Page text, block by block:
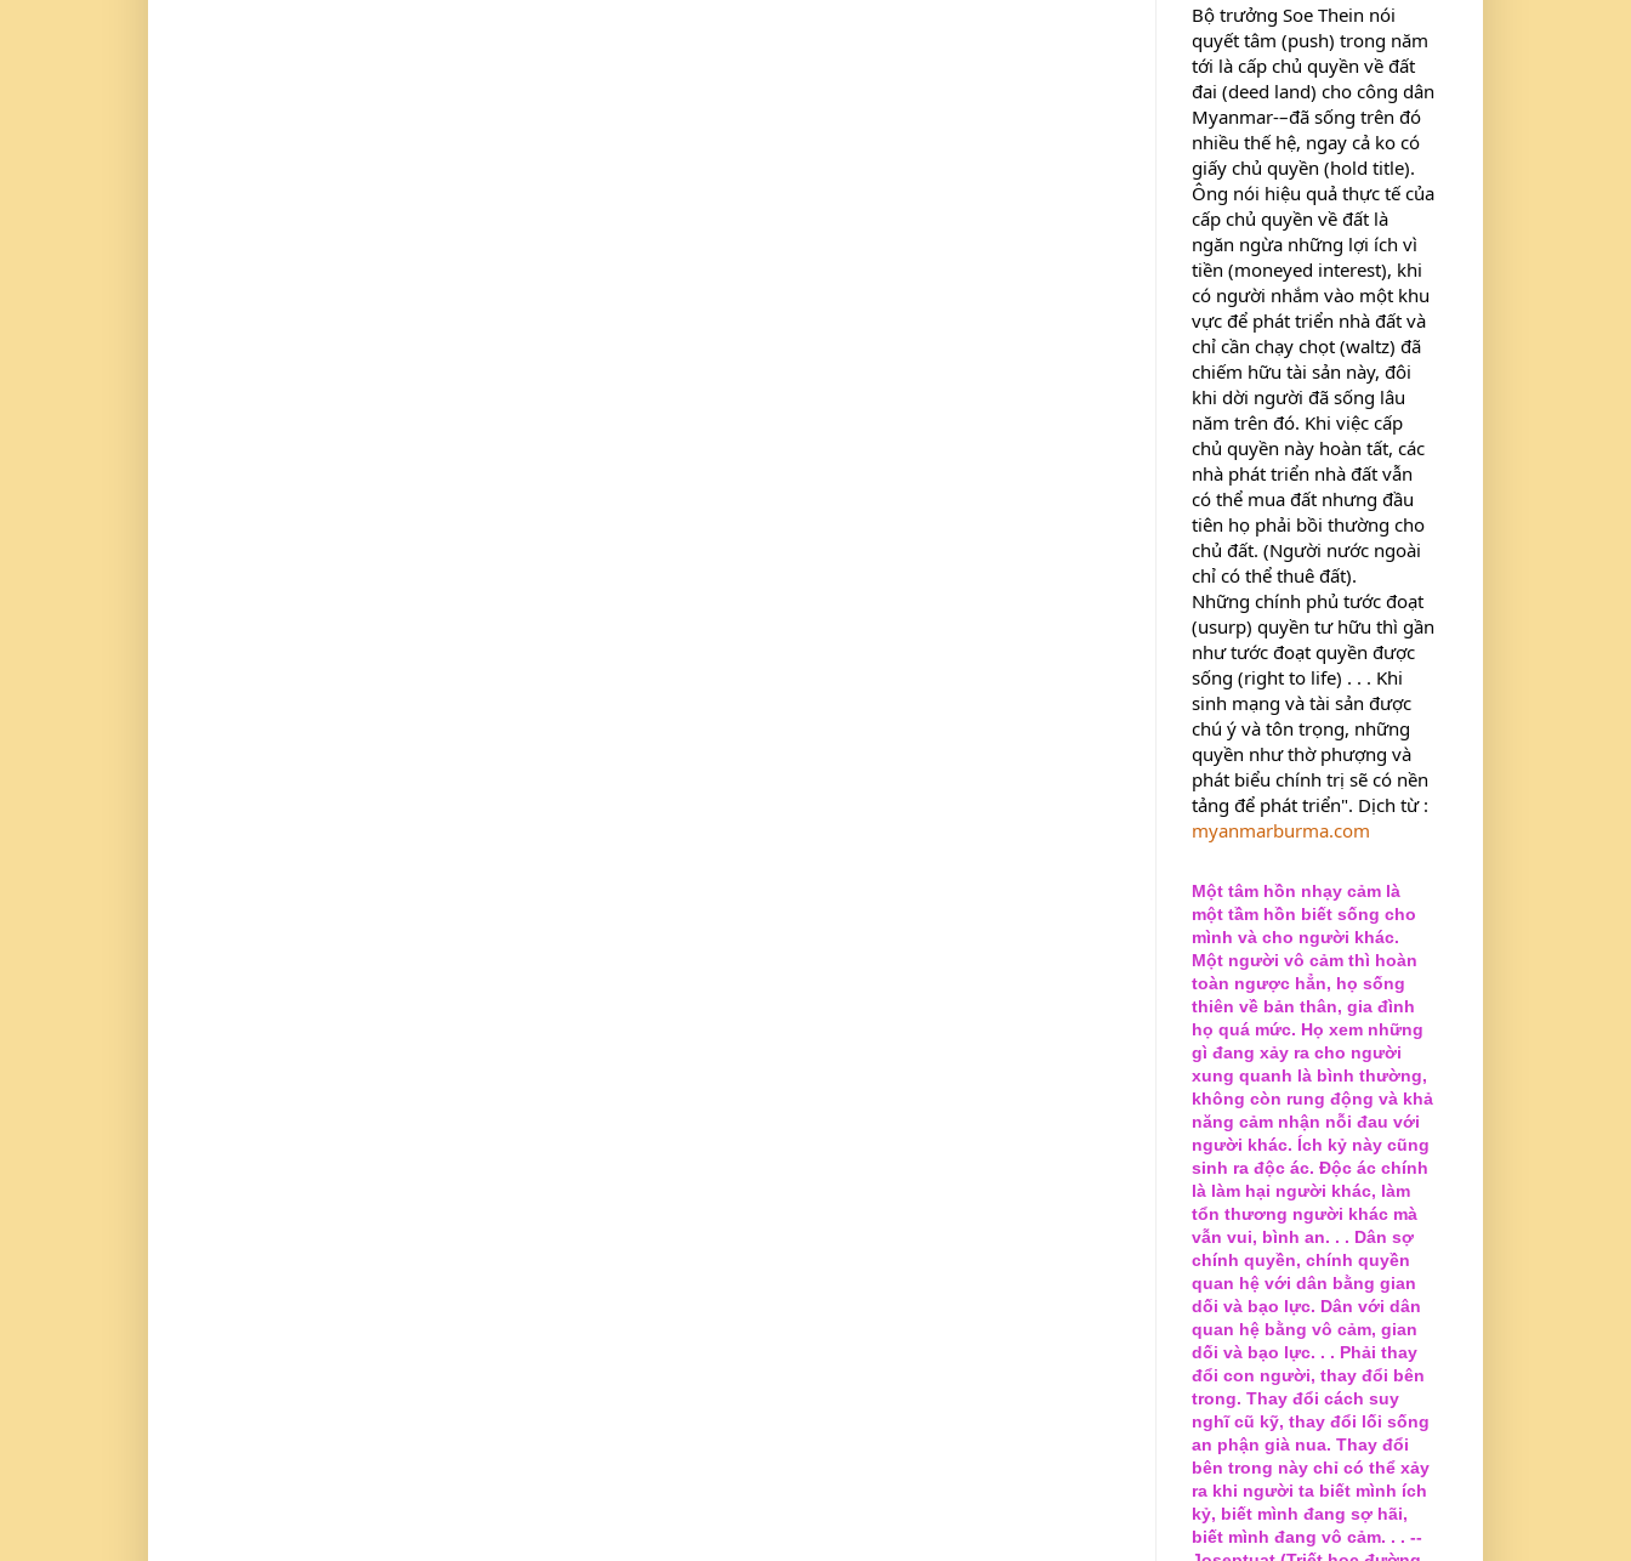
Bộ trưởng Soe Thein nói
quyết tâm (push) trong năm
tới là cấp chủ quyền về đất
đai (deed land) cho công dân
Myanmar-–đã sống trên đó
nhiều thế hệ, ngay cả ko có
giấy chủ quyền (hold title).
Ông nói hiệu quả thực tế của
cấp chủ quyền về đất là
ngăn ngừa những lợi ích vì
tiền (moneyed interest), khi
có người nhắm vào một khu
vực để phát triển nhà đất và
chỉ cần chạy chọt (waltz) đã
chiếm hữu tài sản này, đôi
khi dời người đã sống lâu
năm trên đó. Khi việc cấp
chủ quyền này hoàn tất, các
nhà phát triển nhà đất vẫn
có thể mua đất nhưng đầu
tiên họ phải bồi thường cho
chủ đất. (Người nước ngoài
chỉ có thể thuê đất).
Những chính phủ tước đoạt
(usurp) quyền tư hữu thì gần
như tước đoạt quyền được
sống (right to life) . . . Khi
sinh mạng và tài sản được
chú ý và tôn trọng, những
quyền như thờ phượng và
phát biểu chính trị sẽ có nền
myanmarburma.com
Một tâm hồn nhạy cảm là
một tầm hồn biết sống cho
mình và cho người khác.
Một người vô cảm thì hoàn
toàn ngược hẳn, họ sống
thiên về bản thân, gia đình
họ quá mức. Họ xem những
gì đang xảy ra cho người
xung quanh là bình thường,
không còn rung động và khả
năng cảm nhận nỗi đau với
người khác. Ích kỷ này cũng
sinh ra độc ác. Độc ác chính
là làm hại người khác, làm
tổn thương người khác mà
vẫn vui, bình an. . . Dân sợ
chính quyền, chính quyền
quan hệ với dân bằng gian
dối và bạo lực. Dân với dân
quan hệ bằng vô cảm, gian
dối và bạo lực. . . Phải thay
đổi con người, thay đổi bên
trong. Thay đổi cách suy
nghĩ cũ kỹ, thay đổi lối sống
an phận già nua. Thay đổi
bên trong này chỉ có thể xảy
ra khi người ta biết mình ích
kỷ, biết mình đang sợ hãi,
biết mình đang vô cảm. . . --